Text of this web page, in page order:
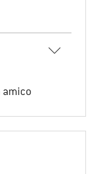
amico